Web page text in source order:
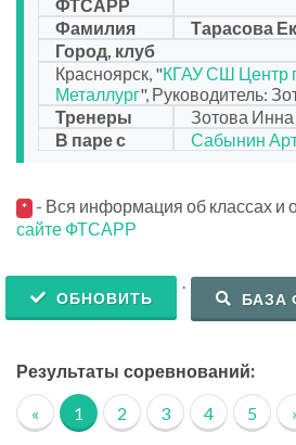
ФТСАРР
Фамилия
Тарасова
Город, клуб
Красноярск, "КГАУ СШ Центр
Металлург", Руководитель:
Тренеры
Зотова
В паре с
Сабынин
* - Вся информация об классах и
сайте ФТСАРР
ОБНОВИТЬ
.
БАЗА
Результаты соревнований:
« 1 2 3 4 5